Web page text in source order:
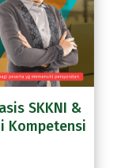
SKKNI &
Kompetensi